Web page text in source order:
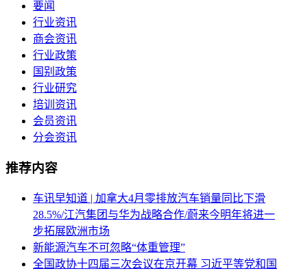
要闻
行业资讯
商会资讯
行业政策
国别政策
行业研究
培训资讯
会员资讯
分会资讯
推荐内容
车讯早知道 | 加拿大4月零排放汽车销量同比下滑
28.5%/江汽集团与华为战略合作/蔚来今明年将进一
步拓展欧洲市场
新能源汽车不可忽略“体重管理”
全国政协十四届三次会议在京开幕 习近平等党和国